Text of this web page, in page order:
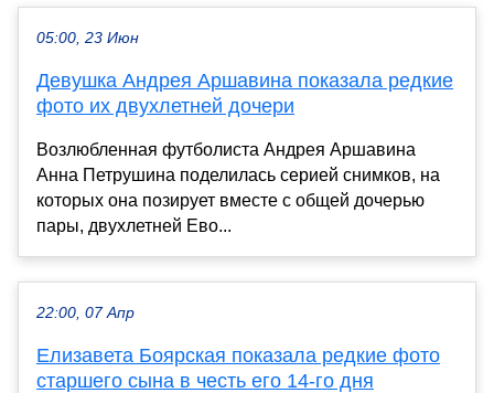
05:00, 23 Июн
Девушка Андрея Аршавина показала редкие
фото их двухлетней дочери
Возлюбленная футболиста Андрея Аршавина
Анна Петрушина поделилась серией снимков, на
которых она позирует вместе с общей дочерью
пары, двухлетней Ево...
22:00, 07 Апр
Елизавета Боярская показала редкие фото
старшего сына в честь его 14-го дня